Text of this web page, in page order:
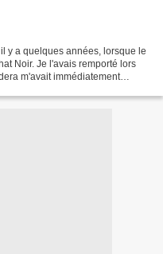
y a quelques années, lorsque le
Noir. Je l'avais remporté lors
m'avait immédiatement